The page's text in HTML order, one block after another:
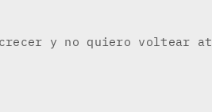
y no quiero voltear